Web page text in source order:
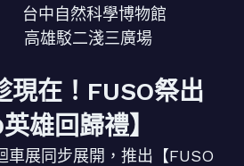
中自然科學博物館
雄駁二淺三廣場
現在！FUSO祭出
雄回歸禮】
車展同步展開，推出【FUSO